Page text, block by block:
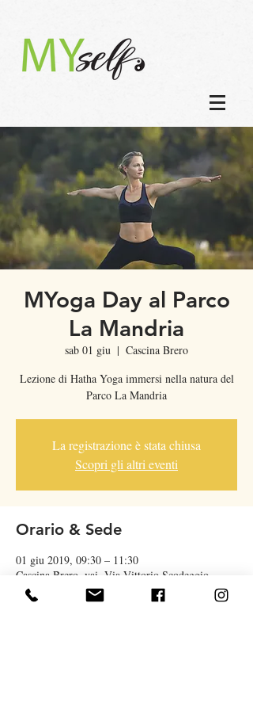
MYoga Day al Parco
La Mandria
sab 01 giu
  |
Cascina Brero
Lezione di Hatha Yoga immersi nella natura del
Parco La Mandria
La registrazione è stata chiusa
Scopri gli altri eventi
Orario & Sede
01 giu 2019, 09:30 – 11:30
Cascina Brero, vai, Via Vittorio Scodeggio,
10078 Venaria Reale TO, Italia